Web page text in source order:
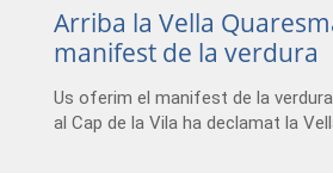
Arriba la Vella
manifest de la verdura
Us oferim el manifest de la
al Cap de la Vila ha declamat la